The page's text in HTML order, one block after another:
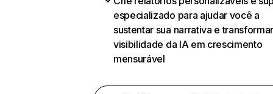
especializado para ajudar você a
sustentar sua narrativa e
visibilidade da IA em crescimento
mensurável